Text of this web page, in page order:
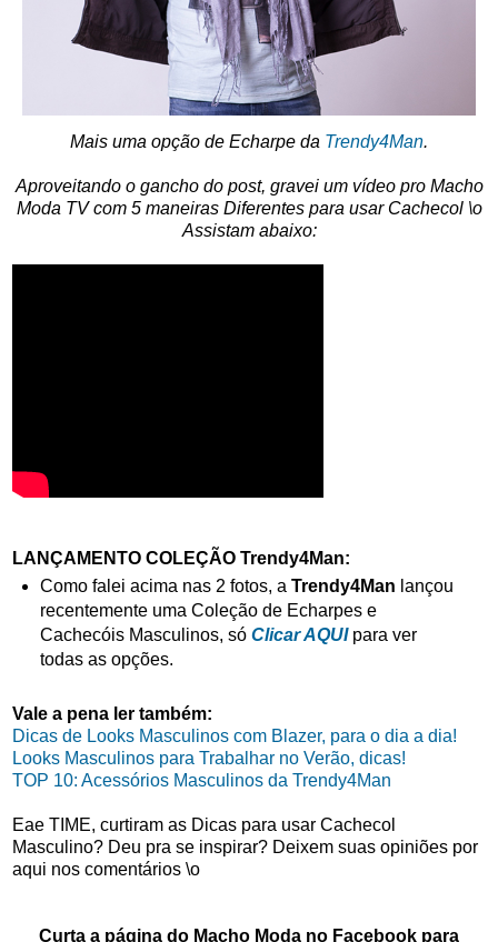
Mais uma opção de Echarpe da Trendy4Man.
Aproveitando o gancho do post, gravei um vídeo pro Macho
Moda TV com 5 maneiras Diferentes para usar Cachecol \o
Assistam abaixo:
LANÇAMENTO COLEÇÃO Trendy4Man:
Como falei acima nas 2 fotos, a Trendy4Man lançou
recentemente uma Coleção de Echarpes e
Cachecóis Masculinos, só Clicar AQUIpara ver
todas as opções.
Vale a pena ler também:
Dicas de Looks Masculinos com Blazer, para o dia a dia!
Looks Masculinos para Trabalhar no Verão, dicas!
TOP 10: Acessórios Masculinos da Trendy4Man
Eae TIME, curtiram as Dicas para usar Cachecol
Masculino? Deu pra se inspirar? Deixem suas opiniões por
aqui nos comentários \o
Curta a página do Macho Moda no Facebook para